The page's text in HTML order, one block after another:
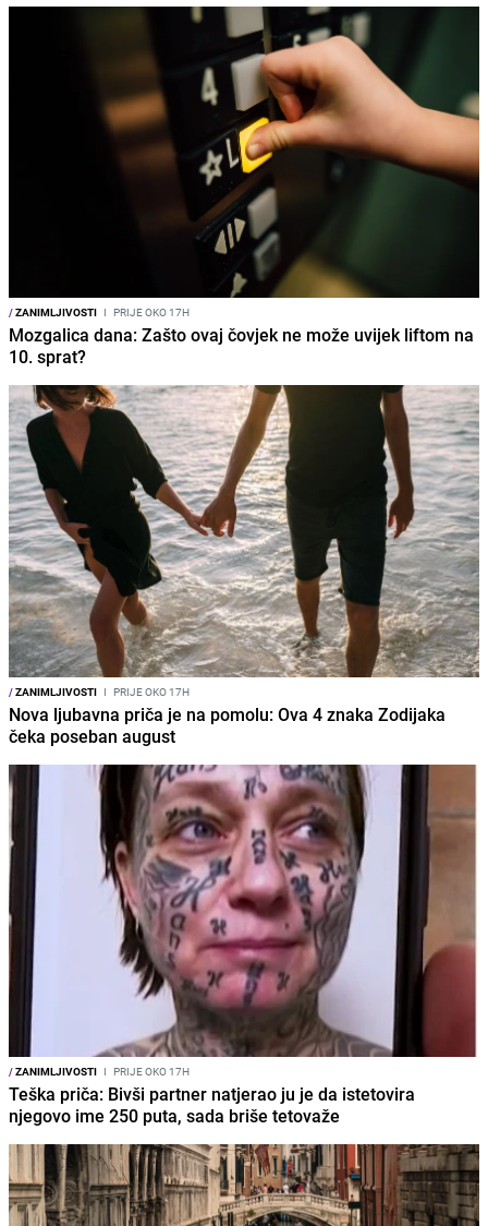
/ZANIMLJIVOSTI I PRIJE OKO 17H
Mozgalica dana: Zašto ovaj čovjek ne može uvijek liftom na
10. sprat?
/ZANIMLJIVOSTI I PRIJE OKO 17H
Nova ljubavna priča je na pomolu: Ova 4 znaka Zodijaka
čeka poseban august
/ZANIMLJIVOSTI I PRIJE OKO 17H
Teška priča: Bivši partner natjerao ju je da istetovira
njegovo ime 250 puta, sada briše tetovaže